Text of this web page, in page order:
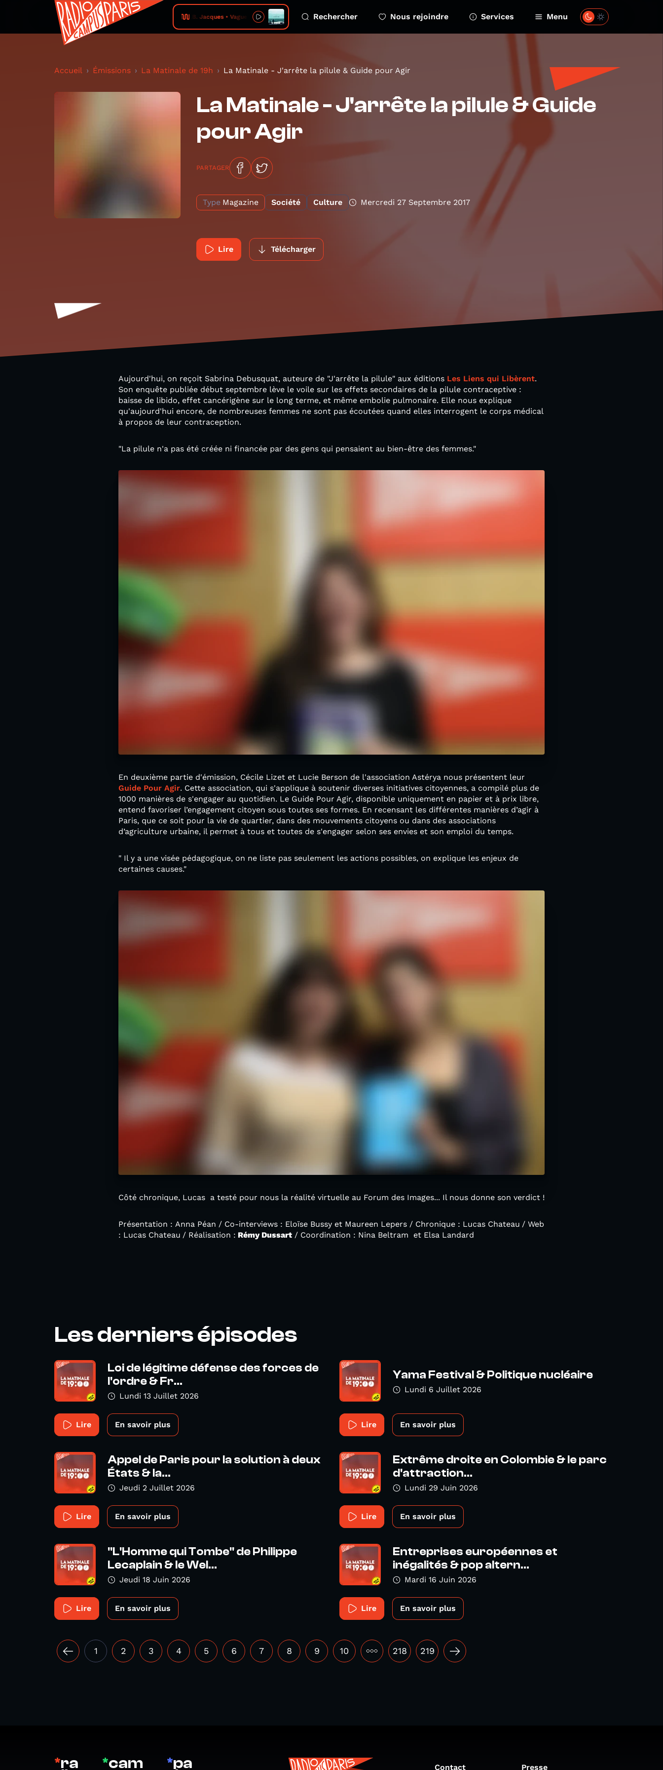
B.B. Jacques • Vague à l'âme Rechercher Nous rejoindre Services Menu
Accueil Émissions La Matinale de 19h La Matinale - J'arrête la pilule & Guide pour Agir
La Matinale - J'arrête la pilule & Guide
pour Agir
PARTAGER
Type Magazine Société Culture Mercredi 27 Septembre 2017
Lire Télécharger
Aujourd'hui, on reçoit Sabrina Debusquat, auteure de "J'arrête la pilule" aux éditions Les Liens qui Libèrent.
Son enquête publiée début septembre lève le voile sur les effets secondaires de la pilule contraceptive :
baisse de libido, effet cancérigène sur le long terme, et même embolie pulmonaire. Elle nous explique
qu'aujourd'hui encore, de nombreuses femmes ne sont pas écoutées quand elles interrogent le corps médical
à propos de leur contraception.
"La pilule n'a pas été créée ni financée par des gens qui pensaient au bien-être des femmes."
En deuxième partie d'émission, Cécile Lizet et Lucie Berson de l'association Astérya nous présentent leur
Guide Pour Agir. Cette association, qui s'applique à soutenir diverses initiatives citoyennes, a compilé plus de
1000 manières de s'engager au quotidien. Le Guide Pour Agir, disponible uniquement en papier et à prix libre,
entend favoriser l’engagement citoyen sous toutes ses formes. En recensant les différentes manières d’agir à
Paris, que ce soit pour la vie de quartier, dans des mouvements citoyens ou dans des associations
d’agriculture urbaine, il permet à tous et toutes de s'engager selon ses envies et son emploi du temps.
" Il y a une visée pédagogique, on ne liste pas seulement les actions possibles, on explique les enjeux de
certaines causes."
Côté chronique, Lucas a testé pour nous la réalité virtuelle au Forum des Images... Il nous donne son verdict !
Présentation : Anna Péan / Co-interviews : Eloïse Bussy et Maureen Lepers / Chronique : Lucas Chateau / Web
: Lucas Chateau / Réalisation : Rémy Dussart / Coordination : Nina Beltram et Elsa Landard
Les derniers épisodes
Loi de légitime défense des forces de
l'ordre & Fr...
Lundi 13 Juillet 2026
Lire En savoir plus
Yama Festival & Politique nucléaire
Lundi 6 Juillet 2026
Lire En savoir plus
Appel de Paris pour la solution à deux
États & la...
Jeudi 2 Juillet 2026
Lire En savoir plus
Extrême droite en Colombie & le parc
d'attraction...
Lundi 29 Juin 2026
Lire En savoir plus
"L'Homme qui Tombe" de Philippe
Lecaplain & le Wel...
Jeudi 18 Juin 2026
Lire En savoir plus
Entreprises européennes et
inégalités & pop altern...
Mardi 16 Juin 2026
Lire En savoir plus
1 2 3 4 5 6 7 8 9 10 ••• 218 219
*ra *cam *pa Contact Presse